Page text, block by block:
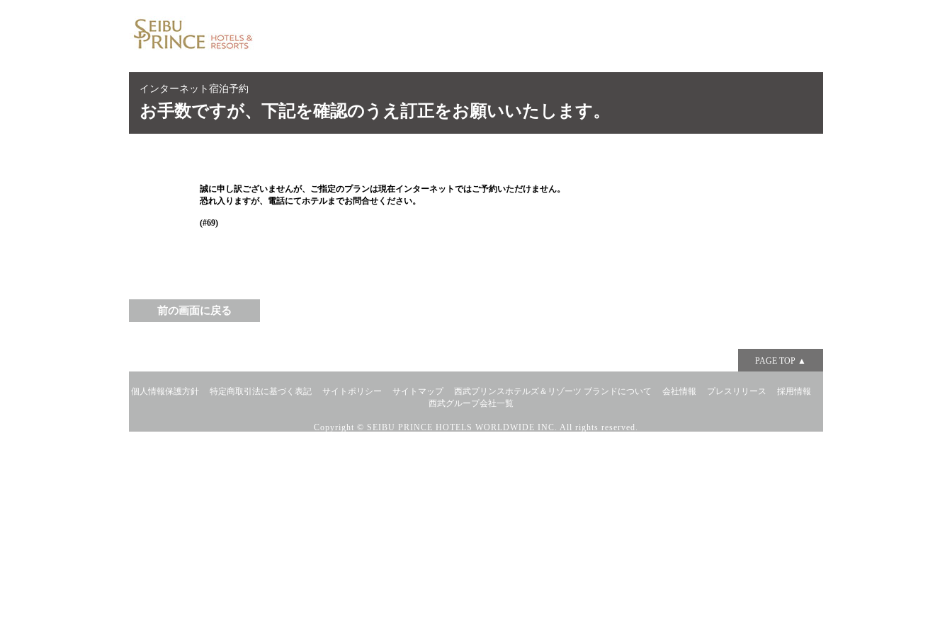
インターネット宿泊予約
お手数ですが、下記を確認のうえ訂正をお願いいたします。
誠に申し訳ございませんが、ご指定のプランは現在インターネットではご予約いただけません。
恐れ入りますが、電話にてホテルまでお問合せください。
(#69)
個人情報保護方針 特定商取引法に基づく表記 サイトポリシー サイトマップ 西武プリンスホテルズ＆リゾーツ ブランドについて 会社情報 プレスリリース
採用情報
西武グループ会社一覧
Copyright © SEIBU PRINCE HOTELS WORLDWIDE INC. All rights reserved.
PAGE TOP ▲